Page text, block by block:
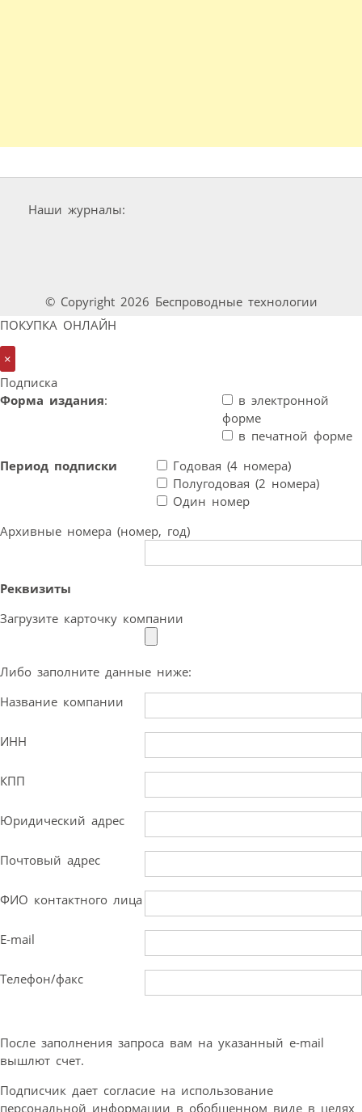
Наши журналы:
© Copyright 2026 Беспроводные технологии
ПОКУПКА ОНЛАЙН
×
Подписка
Форма издания:
в электронной
форме
в печатной форме
Период подписки
Годовая (4 номера)
Полугодовая (2 номера)
Один номер
Архивные номера (номер, год)
Реквизиты
Загрузите карточку компании
Либо заполните данные ниже:
Название компании
ИНН
КПП
Юридический адрес
Почтовый адрес
ФИО контактного лица
E-mail
Телефон/факс
После заполнения запроса вам на указанный e-mail
вышлют счет.
Подписчик дает согласие на использование
персональной информации в обобщенном виде в целях